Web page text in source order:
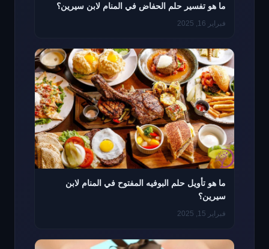
ما هو تفسير حلم الحفاض في المنام لابن سيرين؟
فبراير 16, 2025
ما هو تأويل حلم البوفيه المفتوح في المنام لابن
سيرين؟
فبراير 15, 2025